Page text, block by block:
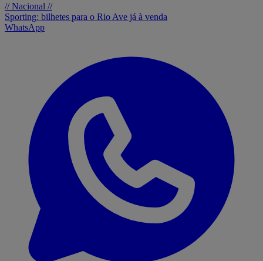
// Nacional //
Sporting: bilhetes para o Rio Ave já à venda
WhatsApp